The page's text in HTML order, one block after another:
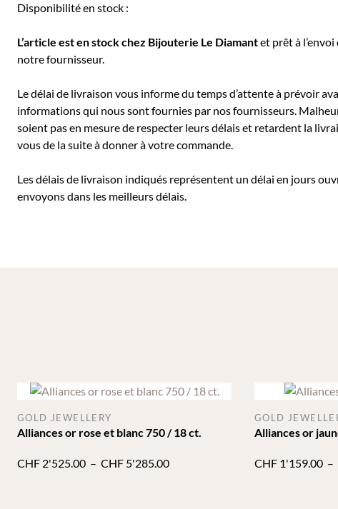
Disponibilité en stock :
L’article est en stock chez Bijouterie Le Diamantet prêt à l’envoi
notre fournisseur.
Le délai de livraison vous informe du temps d’attente à prévoir
informations qui nous sont fournies par nos fournisseurs.
soient pas en mesure de respecter leurs délais et retardent la
vous de la suite à donner à votre commande.
Les délais de livraison indiqués représentent un délai en jours
envoyons dans les meilleurs délais.
Alliances or rose et blanc 750 / 18 ct.
GOLD JEWELLERY
CHF 2'525.00 – CHF 5'285.00Plage
Alliances or
GOLD
CHF 1'159.00 –